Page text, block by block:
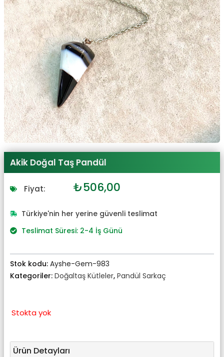
Akik Doğal Taş Pandül
Fiyat: Orijinal
₺557,00.
₺506,00
fiyat:
₺506,00.
Türkiye'nin her yerine güvenli teslimat
Teslimat Süresi: 2-4 İş Günü
Stok kodu: Ayshe-Gem-983
Kategoriler: Doğaltaş Kütleler, Pandül Sarkaç
Stokta yok
Ürün Detayları